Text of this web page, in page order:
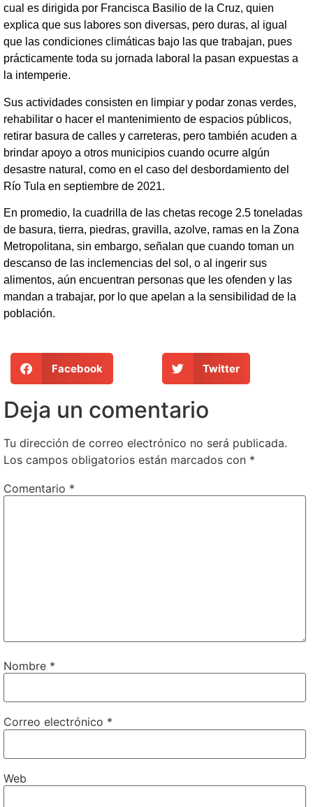
cual es dirigida por Francisca Basilio de la Cruz, quien
explica que sus labores son diversas, pero duras, al igual
que las condiciones climáticas bajo las que trabajan, pues
prácticamente toda su jornada laboral la pasan expuestas a
la intemperie.
Sus actividades consisten en limpiar y podar zonas verdes,
rehabilitar o hacer el mantenimiento de espacios públicos,
retirar basura de calles y carreteras, pero también acuden a
brindar apoyo a otros municipios cuando ocurre algún
desastre natural, como en el caso del desbordamiento del
Río Tula en septiembre de 2021.
En promedio, la cuadrilla de las chetas recoge 2.5 toneladas
de basura, tierra, piedras, gravilla, azolve, ramas en la Zona
Metropolitana, sin embargo, señalan que cuando toman un
descanso de las inclemencias del sol, o al ingerir sus
alimentos, aún encuentran personas que les ofenden y las
mandan a trabajar, por lo que apelan a la sensibilidad de la
población.
Facebook Twitter
Deja un comentario
Tu dirección de correo electrónico no será publicada.
Los campos obligatorios están marcados con *
Comentario *
Nombre *
Correo electrónico *
Web